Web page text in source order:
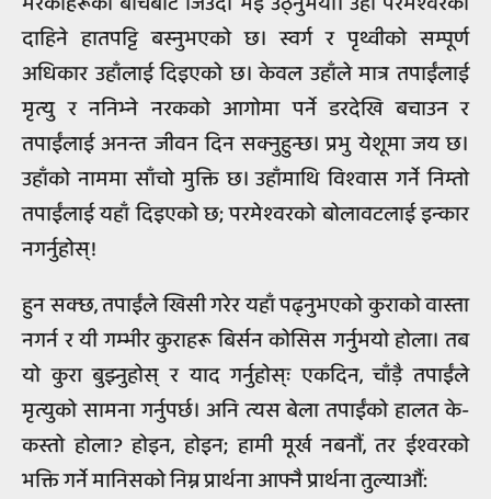
दाहिने हातपट्टि बस्नुभएको छ। स्वर्ग र पृथ्वीको सम्पूर्ण
अधिकार उहाँलाई दिइएको छ। केवल उहाँले मात्र तपाईंलाई
मृत्यु र ननिभ्ने नरकको आगोमा पर्ने डरदेखि बचाउन र
तपाईंलाई अनन्त जीवन दिन सक्नुहुन्छ। प्रभु येशूमा जय छ।
उहाँको नाममा साँचो मुक्ति छ। उहाँमाथि विश्‍वास गर्ने निम्तो
तपाईंलाई यहाँ दिइएको छ; परमेश्‍वरको बोलावटलाई इन्कार
नगर्नुहोस्!
हुन सक्छ, तपाईंले खिसी गरेर यहाँ पढ्नुभएको कुराको वास्ता
नगर्न र यी गम्भीर कुराहरू बिर्सन कोसिस गर्नुभयो होला। तब
यो कुरा बुझ्नुहोस् र याद गर्नुहोस्ः एकदिन, चाँड़ै तपाईंले
मृत्युको सामना गर्नुपर्छ। अनि त्यस बेला तपाईंको हालत के-
कस्तो होला? होइन, होइन; हामी मूर्ख नबनौं, तर ईश्‍वरको
भक्ति गर्ने मानिसको निम्न प्रार्थना आफ्नै प्रार्थना तुल्याऔं: